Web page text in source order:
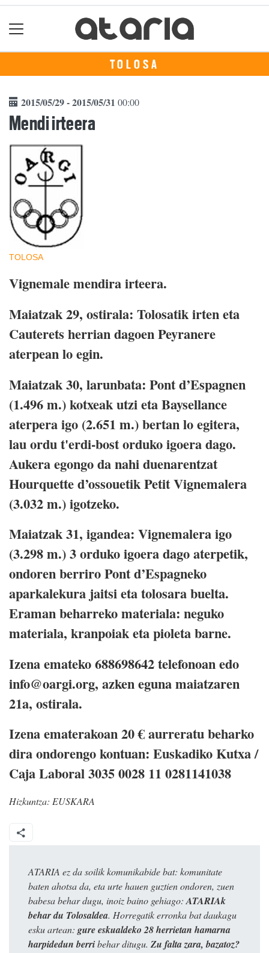
TOLOSA
2015/05/29 - 2015/05/31 00:00
Mendi irteera
TOLOSA
Vignemale mendira irteera.
Maiatzak 29, ostirala: Tolosatik irten eta
Cauterets herrian dagoen Peyranere
aterpean lo egin.
Maiatzak 30, larunbata: Pont d’Espagnen
(1.496 m.) kotxeak utzi eta Baysellance
aterpera igo (2.651 m.) bertan lo egitera,
lau ordu t'erdi-bost orduko igoera dago.
Aukera egongo da nahi duenarentzat
Hourquette d’ossouetik Petit Vignemalera
(3.032 m.) igotzeko.
Maiatzak 31, igandea: Vignemalera igo
(3.298 m.) 3 orduko igoera dago aterpetik,
ondoren berriro Pont d’Espagneko
aparkalekura jaitsi eta tolosara buelta.
Eraman beharreko materiala: neguko
materiala, kranpoiak eta pioleta barne.
Izena emateko 688698642 telefonoan edo
info@oargi.org, azken eguna maiatzaren
21a, ostirala.
Izena ematerakoan 20 € aurreratu beharko
dira ondorengo kontuan: Euskadiko Kutxa /
Caja Laboral 3035 0028 11 0281141038
Hizkuntza: EUSKARA
ATARIA ez da soilik komunikabide bat: komunitate
baten ahotsa da, eta urte hauen guztien ondoren, zuen
babesa behar dugu, inoiz baino gehiago: ATARIAk
behar du Tolosaldea. Horregatik erronka bat daukagu
esku artean: gure eskualdeko 28 herrietan hamarna
harpidedun berribehar ditugu. Zu falta zara, bazatoz?